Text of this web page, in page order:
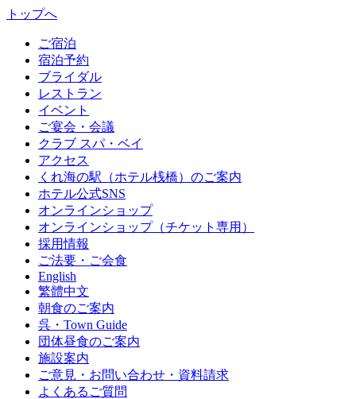
トップへ
ご宿泊
宿泊予約
ブライダル
レストラン
イベント
ご宴会・会議
クラブ スパ・ベイ
アクセス
くれ海の駅（ホテル桟橋）のご案内
ホテル公式SNS
オンラインショップ
オンラインショップ（チケット専用）
採用情報
ご法要・ご会食
English
繁體中文
朝食のご案内
呉・Town Guide
団体昼食のご案内
施設案内
ご意見・お問い合わせ・資料請求
よくあるご質問